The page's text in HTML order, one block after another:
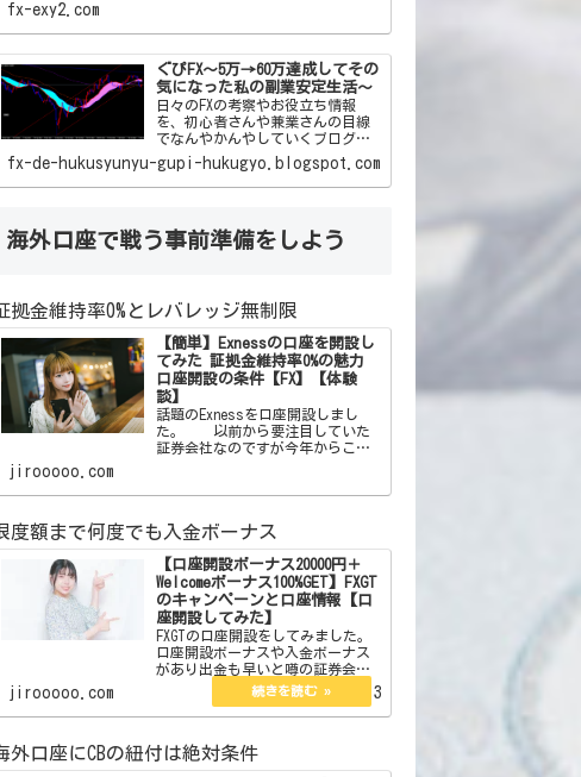
fx-exy2.com
ぐぴFX～5万→60万達成してその
気になった私の副業安定生活～
日々のFXの考察やお役立ち情報
を、初心者さんや兼業さんの目線
fx-de-hukusyunyu-gupi-hukugyo.blogspot.com
海外口座で戦う事前準備をしよう
証拠金維持率0%とレバレッジ無制限
【簡単】Exnessの口座を開設し
てみた 証拠金維持率0%の魅力
口座開設の条件【FX】【体験
談】
た。 以前から要注目していた
をメインでやることにしました。
この証券会社はボーナスはありま
せん。しかしそれを補う魅力が沢
山あります。それらを紹介したい
と思います。 【簡単
jirooooo.com
限度額まで何度でも入金ボーナス
【口座開設ボーナス20000円＋
Welcomeボーナス100%GET】FXGT
のキャンペーンと口座情報【口
座開設してみた】
FXGTの口座開設をしてみました。
口座開設ボーナスや入金ボーナス
です。ボーナスでトレードを有利
にするなら。 ここからFXGTの
jirooooo.com